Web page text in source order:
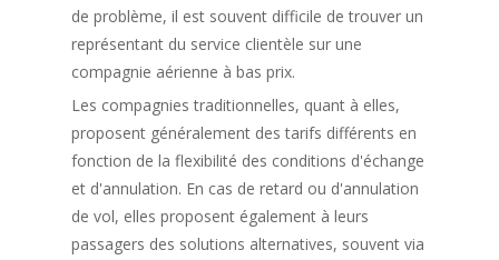
de problème, il est souvent difficile de trouver un
représentant du service clientèle sur une
compagnie aérienne à bas prix.
Les compagnies traditionnelles, quant à elles,
proposent généralement des tarifs différents en
fonction de la flexibilité des conditions d'échange
et d'annulation. En cas de retard ou d'annulation
de vol, elles proposent également à leurs
passagers des solutions alternatives, souvent via